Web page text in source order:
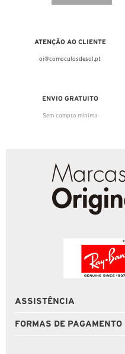
ATENÇÃO AO CLIENTE
oi@comoculosdesol.pt
ENVIO GRATUITO
Sem compra mínima
ASSISTÊNCIA
FORMAS DE PAGAMENTO